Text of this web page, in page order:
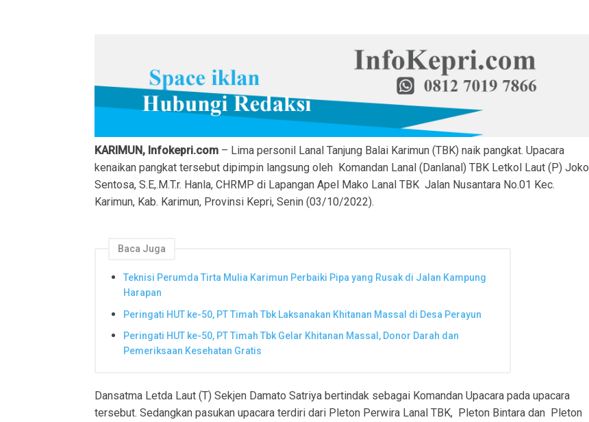
KARIMUN, Infokepri.com – Lima personil Lanal Tanjung Balai Karimun (TBK) naik pangkat. Upacara
kenaikan pangkat tersebut dipimpin langsung oleh Komandan Lanal (Danlanal) TBK Letkol Laut (P) Joko
Sentosa, S.E,.M.T.r. Hanla, CHRMP di Lapangan Apel Mako Lanal TBK Jalan Nusantara No.01 Kec.
Karimun, Kab. Karimun, Provinsi Kepri, Senin (03/10/2022).
Baca Juga
Teknisi Perumda Tirta Mulia Karimun Perbaiki Pipa yang Rusak di Jalan Kampung
Harapan
Peringati HUT ke-50, PT Timah Tbk Laksanakan Khitanan Massal di Desa Perayun
Peringati HUT ke-50, PT Timah Tbk Gelar Khitanan Massal, Donor Darah dan
Pemeriksaan Kesehatan Gratis
Dansatma Letda Laut (T) Sekjen Damato Satriya bertindak sebagai Komandan Upacara pada upacara
tersebut. Sedangkan pasukan upacara terdiri dari Pleton Perwira Lanal TBK, Pleton Bintara dan Pleton